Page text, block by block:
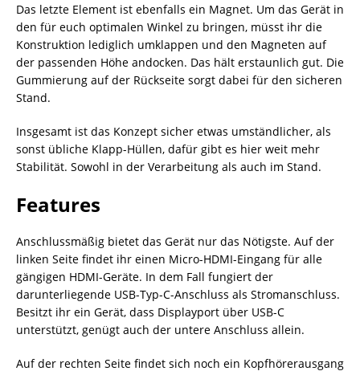
Das letzte Element ist ebenfalls ein Magnet. Um das Gerät in
den für euch optimalen Winkel zu bringen, müsst ihr die
Konstruktion lediglich umklappen und den Magneten auf
der passenden Höhe andocken. Das hält erstaunlich gut. Die
Gummierung auf der Rückseite sorgt dabei für den sicheren
Stand.
Insgesamt ist das Konzept sicher etwas umständlicher, als
sonst übliche Klapp-Hüllen, dafür gibt es hier weit mehr
Stabilität. Sowohl in der Verarbeitung als auch im Stand.
Features
Anschlussmäßig bietet das Gerät nur das Nötigste. Auf der
linken Seite findet ihr einen Micro-HDMI-Eingang für alle
gängigen HDMI-Geräte. In dem Fall fungiert der
darunterliegende USB-Typ-C-Anschluss als Stromanschluss.
Besitzt ihr ein Gerät, dass Displayport über USB-C
unterstützt, genügt auch der untere Anschluss allein.
Auf der rechten Seite findet sich noch ein Kopfhörerausgang